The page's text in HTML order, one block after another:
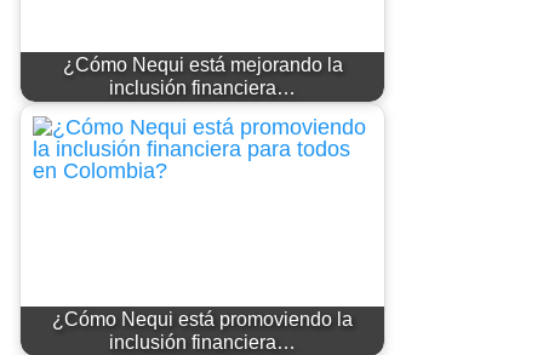
¿Cómo Nequi está mejorando la
inclusión financiera…
¿Cómo Nequi está promoviendo la
inclusión financiera…